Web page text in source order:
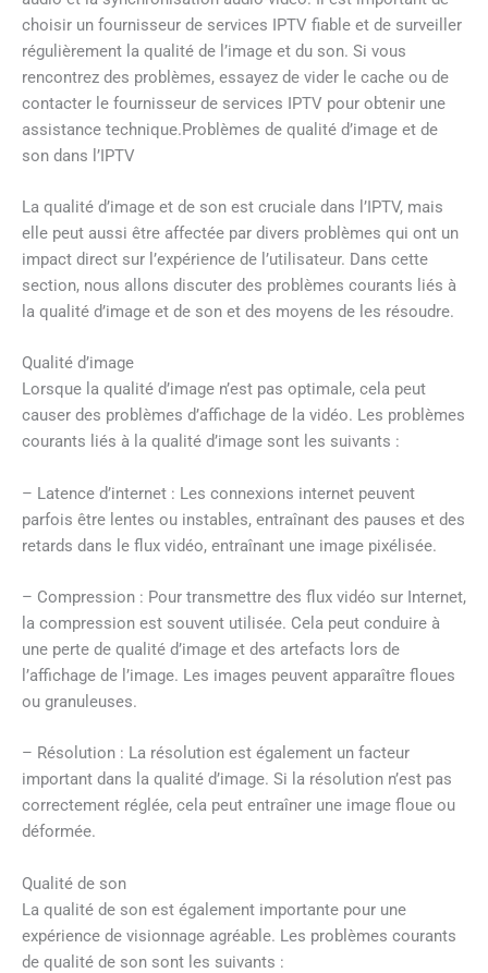
choisir un fournisseur de services IPTV fiable et de surveiller
régulièrement la qualité de l’image et du son. Si vous
rencontrez des problèmes, essayez de vider le cache ou de
contacter le fournisseur de services IPTV pour obtenir une
assistance technique.Problèmes de qualité d’image et de
son dans l’IPTV
La qualité d’image et de son est cruciale dans l’IPTV, mais
elle peut aussi être affectée par divers problèmes qui ont un
impact direct sur l’expérience de l’utilisateur. Dans cette
section, nous allons discuter des problèmes courants liés à
la qualité d’image et de son et des moyens de les résoudre.
Qualité d’image
Lorsque la qualité d’image n’est pas optimale, cela peut
causer des problèmes d’affichage de la vidéo. Les problèmes
courants liés à la qualité d’image sont les suivants :
– Latence d’internet : Les connexions internet peuvent
parfois être lentes ou instables, entraînant des pauses et des
retards dans le flux vidéo, entraînant une image pixélisée.
– Compression : Pour transmettre des flux vidéo sur Internet,
la compression est souvent utilisée. Cela peut conduire à
une perte de qualité d’image et des artefacts lors de
l’affichage de l’image. Les images peuvent apparaître floues
ou granuleuses.
– Résolution : La résolution est également un facteur
important dans la qualité d’image. Si la résolution n’est pas
correctement réglée, cela peut entraîner une image floue ou
déformée.
Qualité de son
La qualité de son est également importante pour une
expérience de visionnage agréable. Les problèmes courants
de qualité de son sont les suivants :